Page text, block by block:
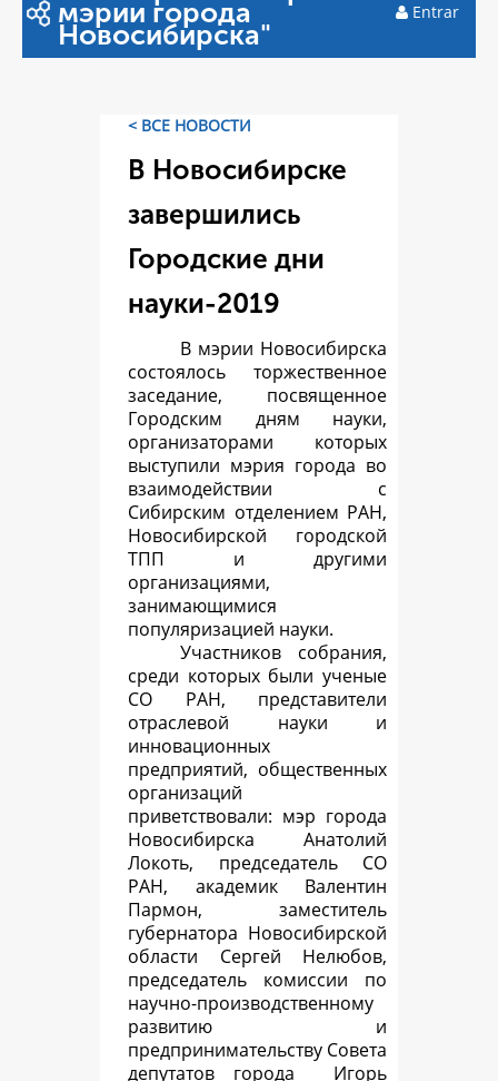
мэрии города
Новосибирска"
Entrar
< ВСЕ НОВОСТИ
В Новосибирске
завершились
Городские дни
науки-2019
В мэрии Новосибирска
состоялось торжественное
заседание, посвященное
Городским дням науки,
организаторами которых
выступили мэрия города во
взаимодействии с
Сибирским отделением РАН,
Новосибирской городской
ТПП и другими
организациями,
занимающимися
популяризацией науки.
Участников собрания,
среди которых были ученые
СО РАН, представители
отраслевой науки и
инновационных
предприятий, общественных
организаций
приветствовали: мэр города
Новосибирска Анатолий
Локоть, председатель СО
РАН, академик Валентин
Пармон, заместитель
губернатора Новосибирской
области Сергей Нелюбов,
председатель комиссии по
научно-производственному
развитию и
предпринимательству Совета
депутатов города Игорь